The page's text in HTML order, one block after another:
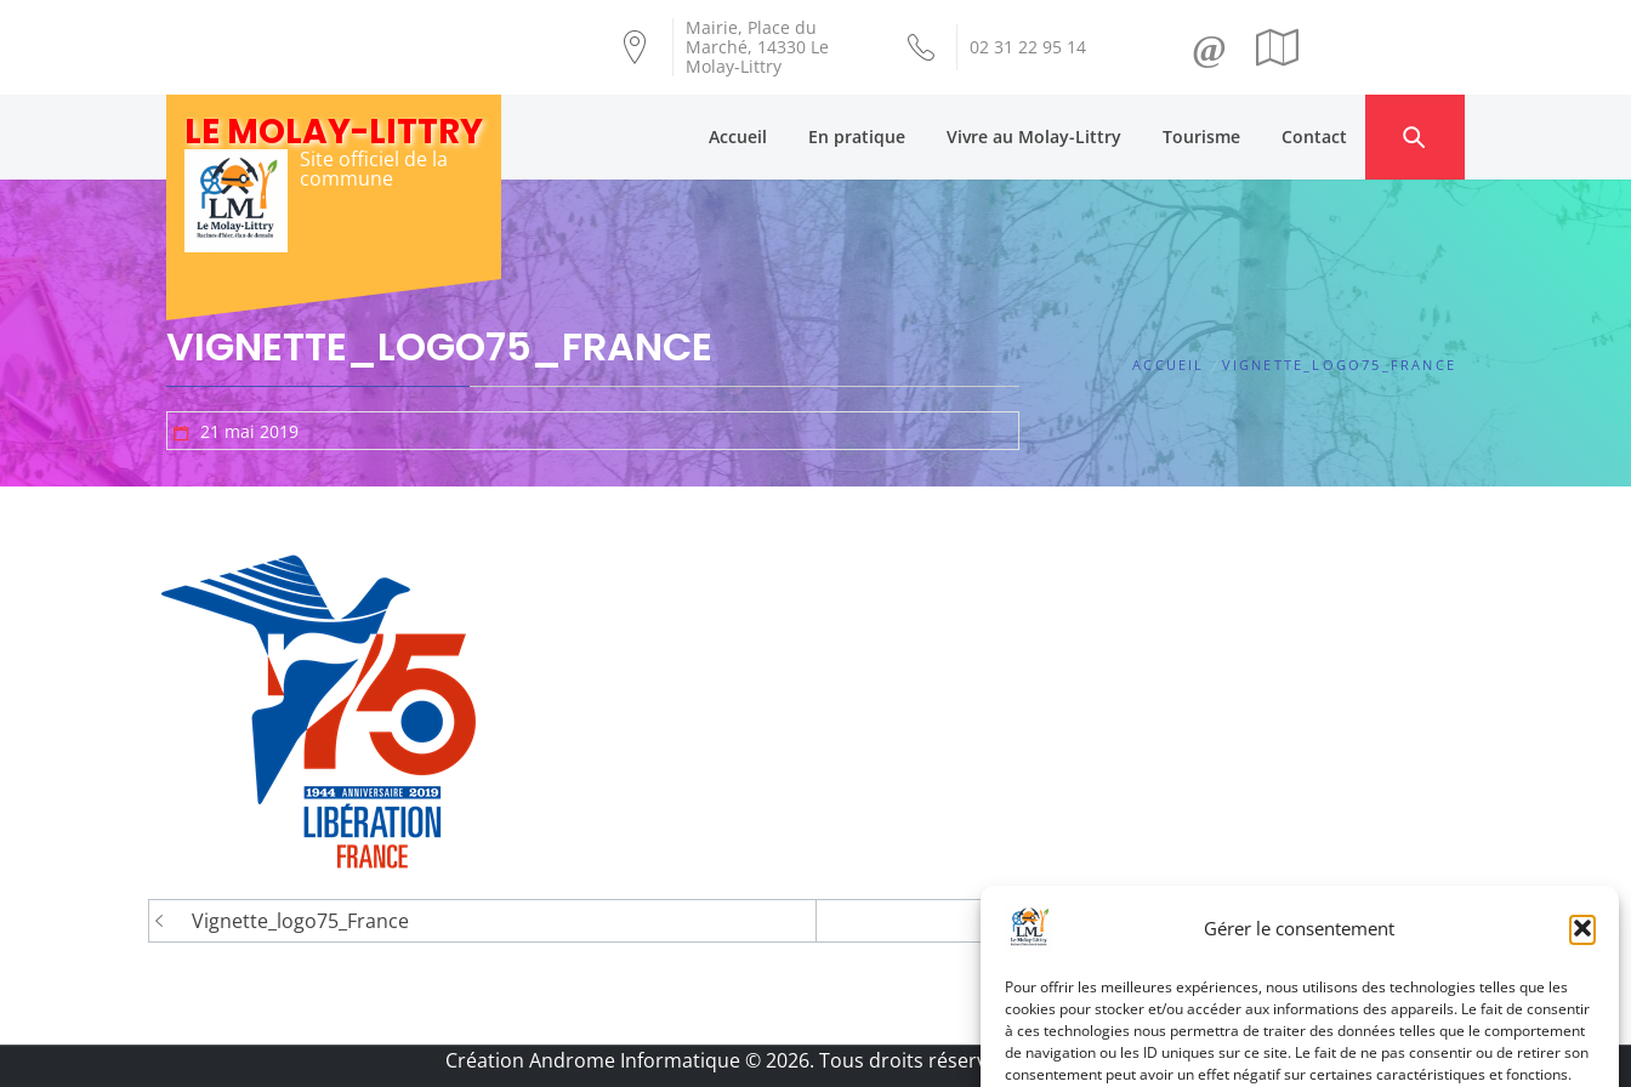
Gérer le consentement
Pour offrir les meilleures expériences, nous utilisons des technologies telles que les
cookies pour stocker et/ou accéder aux informations des appareils. Le fait de consentir
à ces technologies nous permettra de traiter des données telles que le comportement
de navigation ou les ID uniques sur ce site. Le fait de ne pas consentir ou de retirer son
consentement peut avoir un effet négatif sur certaines caractéristiques et fonctions.
Mairie, Place du
Marché, 14330 Le
Molay-Littry
02 31 22 95 14 @
LE MOLAY-LITTRY
Site officiel de la
commune
Accueil En pratique Vivre au Molay-Littry Tourisme Contact
VIGNETTE_LOGO75_FRANCE
21 mai 2019
ACCUEIL VIGNETTE_LOGO75_FRANCE
Navigation
de
Vignette_logo75_France
Création Androme Informatique© 2026. Tous droits réservés.|Mentions légales